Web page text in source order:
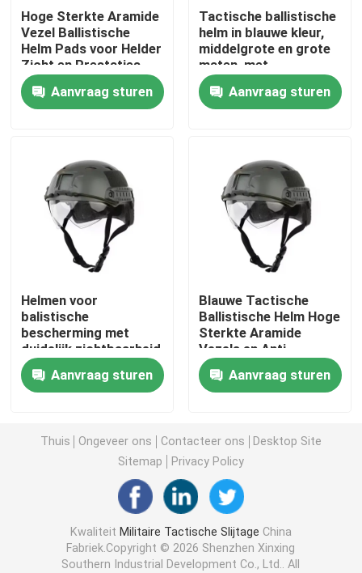
Nieuws
Vraag een offerte
Militair tactisch kogelvrij vest
Tactische Ballistische Helm
Militaire Ballistische Platen
Kogelvrij Materiaal
Tactisch Openluchttoestel
Gevechts Tactische Laarzen
Gevechts Tactisch Vest
Hoge Sterkte Aramide
Vezel Ballistische
Helm Pads voor Helder
Zicht en Prestaties
Aanvraag sturen
Tactische ballistische
helm in blauwe kleur,
middelgrote en grote
maten, met
waterdichte
eigenschap
Aanvraag sturen
Helmen voor
balistische
bescherming met
duidelijk zichtbaarheid
voor klantvereisten
Aanvraag sturen
Blauwe Tactische
Ballistische Helm Hoge
Sterkte Aramide
Vezels en Anti-
Splinter voor
Topbescherming
Aanvraag sturen
Thuis Ongeveer ons Contacteer ons
Desktop Site
Sitemap
Privacy Policy
Kwaliteit Militaire Tactische Slijtage China
Fabriek.Copyright © 2026 Shenzhen Xinxing
Southern Industrial Development Co., Ltd.. All